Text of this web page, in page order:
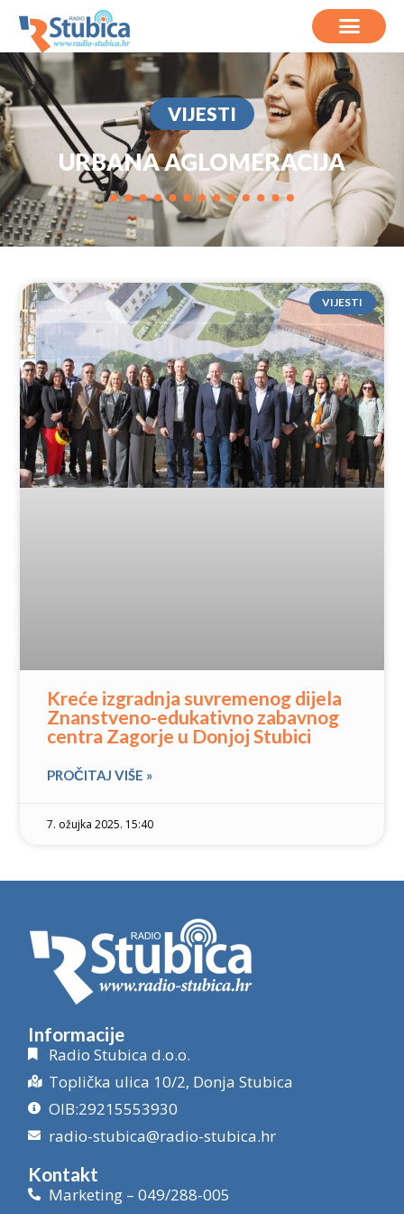
VIJESTI
URBANA AGLOMERACIJA
VIJESTI
Kreće izgradnja suvremenog dijela
Znanstveno-edukativno zabavnog
centra Zagorje u Donjoj Stubici
PROČITAJ VIŠE »
7. ožujka 2025. 15:40
Informacije
Radio Stubica d.o.o.
Toplička ulica 10/2, Donja Stubica
OIB:29215553930
radio-stubica@radio-stubica.hr
Kontakt
Marketing – 049/288-005